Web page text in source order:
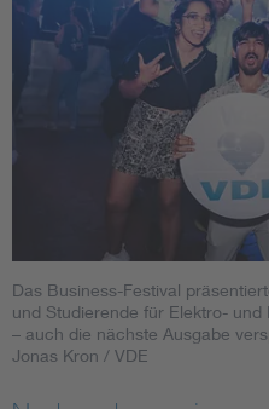
Das Business-Festival
und Studierende für Elektro-
– auch die nächste Ausgabe
Jonas Kron / VDE